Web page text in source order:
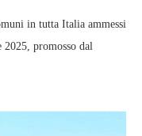
in tutta Italia ammessi
promosso dal